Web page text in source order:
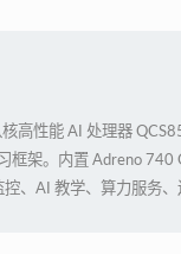
高性能 AI 处理器
框架。内置 Adreno
、AI 教学、算力服务